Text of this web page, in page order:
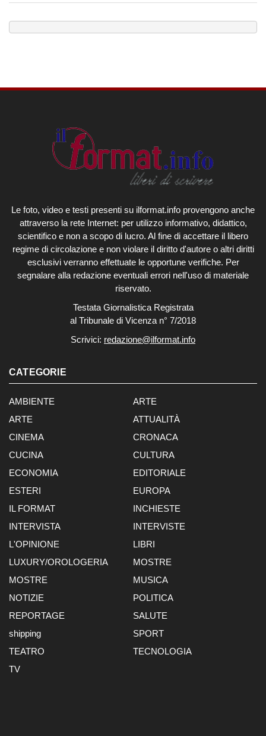
Le foto, video e testi presenti su ilformat.info provengono anche
attraverso la rete Internet: per utilizzo informativo, didattico,
scientifico e non a scopo di lucro. Al fine di accettare il libero
regime di circolazione e non violare il diritto d'autore o altri diritti
esclusivi verranno effettuate le opportune verifiche. Per
segnalare alla redazione eventuali errori nell'uso di materiale
riservato.
Testata Giornalistica Registrata
al Tribunale di Vicenza n° 7/2018
Scrivici: redazione@ilformat.info
CATEGORIE
AMBIENTE
ARTE
ARTE
ATTUALITÀ
CINEMA
CRONACA
CUCINA
CULTURA
ECONOMIA
EDITORIALE
ESTERI
EUROPA
IL FORMAT
INCHIESTE
INTERVISTA
INTERVISTE
L'OPINIONE
LIBRI
LUXURY/OROLOGERIA
MOSTRE
MOSTRE
MUSICA
NOTIZIE
POLITICA
REPORTAGE
SALUTE
shipping
SPORT
TEATRO
TECNOLOGIA
TV